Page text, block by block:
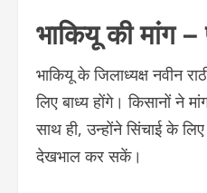
भाकियू की मांग
भाकियू के जिलाध्यक्ष नवीन
लिए बाध्य होंगे। किसानों ने
साथ ही, उन्होंने सिंचाई के
देखभाल कर सकें।